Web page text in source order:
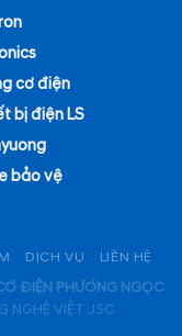
cơ điện
bị điện LS
bảo vệ
DỊCH VỤ LIÊN HỆ
ĐIỆN PHƯƠNG NGỌC
VIỆT JSC